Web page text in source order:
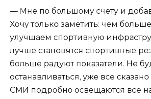
— Мне по большому счету и
Хочу только заметить: чем
улучшаем спортивную
лучше становятся спортивные
больше радуют показатели. Не
останавливаться, уже все
СМИ подробно освещаются все